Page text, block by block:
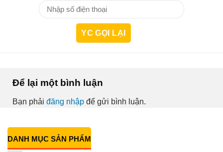
Để lại một bình luận
Bạn phải đăng nhập để gửi bình luận.
DANH MỤC SẢN PHẨM